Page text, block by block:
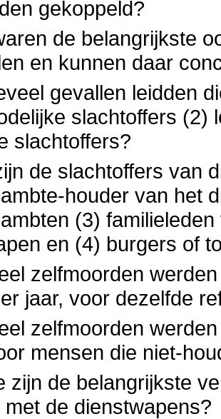
gekoppeld?
de belangrijkste
en kunnen daar
gevallen leidden
slachtoffers (2)
slachtoffers?
de slachtoffers van
houder van het
(3)
en (4) burgers of
zelfmoorden
jaar, voor dezelfde
zelfmoorden
mensen die niet-
zijn de belangrijkste
de dienstwapens?